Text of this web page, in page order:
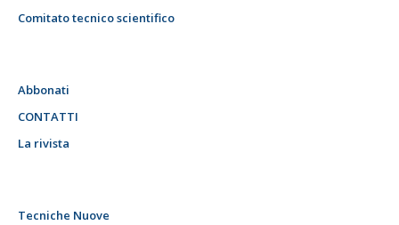
Comitato tecnico scientifico
Abbonati
CONTATTI
La rivista
Tecniche Nuove